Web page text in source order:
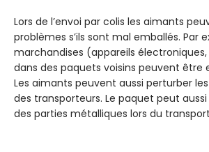
Lors de l’envoi par colis les aimants
problèmes s’ils sont mal emballés. Par
marchandises (appareils
dans des paquets voisins peuvent être
Les aimants peuvent aussi perturber
des transporteurs. Le paquet peut
des parties métalliques lors du